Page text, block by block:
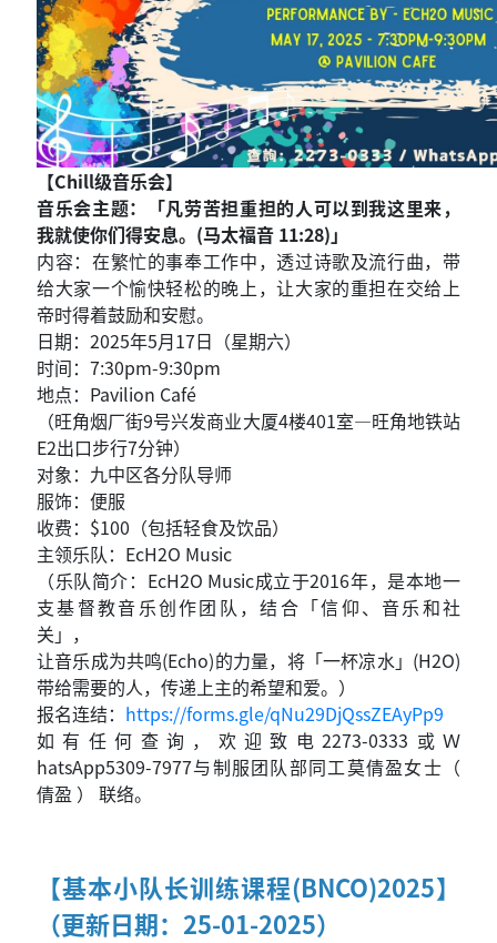
【Chill级音乐会】
音乐会主题：「凡劳苦担重担的人可以到我这里来，
我就使你们得安息。(马太福音 11:28)」
内容：在繁忙的事奉工作中，透过诗歌及流行曲，带
给大家一个愉快轻松的晚上，让大家的重担在交给上
帝时得着鼓励和安慰。
日期：2025年5月17日（星期六）
时间：7:30pm-9:30pm
地点：Pavilion Café
（旺角烟厂街9号兴发商业大厦4楼401室—旺角地铁站
E2出口步行7分钟）
对象：九中区各分队导师
服饰：便服
收费：$100（包括轻食及饮品）
主领乐队：EcH2O Music
（乐队简介：EcH2O Music成立于2016年，是本地一
支基督教音乐创作团队，结合「信仰、音乐和社
关」，
让音乐成为共鸣(Echo)的力量，将「一杯凉水」(H2O)
带给需要的人，传递上主的希望和爱。）
报名连结： https://forms.gle/qNu29DjQssZEAyPp9
如有任何查询，欢迎致电2273-0333或Ｗ
hatsApp5309-7977与制服团队部同工莫倩盈女士（
倩盈 ） 联络。
【基本小队长训练课程(BNCO)2025】
（更新日期：25-01-2025）